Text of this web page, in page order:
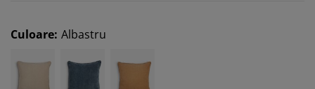
Culoare: Albastru